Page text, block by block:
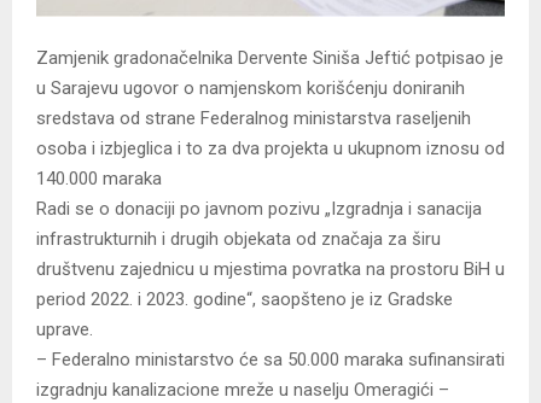
Zamjenik gradonačelnika Dervente Siniša Jeftić potpisao je
u Sarajevu ugovor o namjenskom korišćenju doniranih
sredstava od strane Federalnog ministarstva raseljenih
osoba i izbjeglica i to za dva projekta u ukupnom iznosu od
140.000 maraka
Radi se o donaciji po javnom pozivu „Izgradnja i sanacija
infrastrukturnih i drugih objekata od značaja za širu
društvenu zajednicu u mjestima povratka na prostoru BiH u
period 2022. i 2023. godine“, saopšteno je iz Gradske
uprave.
– Federalno ministarstvo će sa 50.000 maraka sufinansirati
izgradnju kanalizacione mreže u naselju Omeragići –